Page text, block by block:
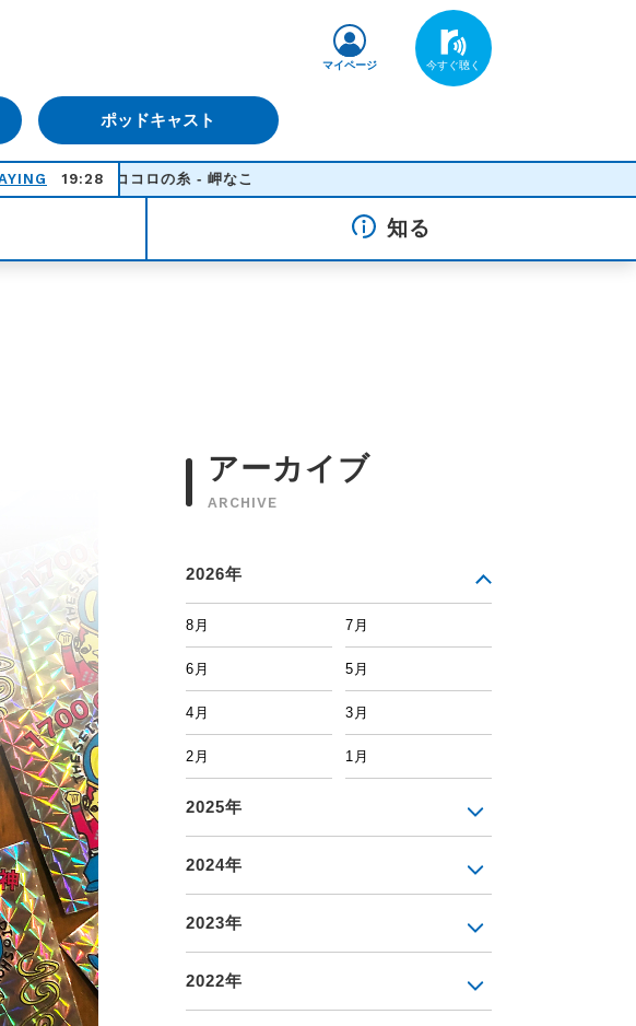
ポッドキャスト
マイページ
19:28
ココロの糸 - 岬なこ
知る
アーカイブ
ARCHIVE
2026年
8月 7月
6月 5月
4月 3月
2月 1月
2025年
2024年
2023年
2022年